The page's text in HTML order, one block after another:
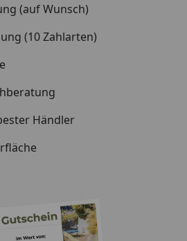
bis Ø 200 cm
(auf Wunsch)
(10 Zahlarten)
Händler